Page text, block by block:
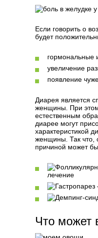
Если говорить о
будет
гормональные
увеличение
появление
Диарея является
женщины. При
естественным
диарее могут
характеристикой
женщины. Так что,
причиной может
лечение
Что может